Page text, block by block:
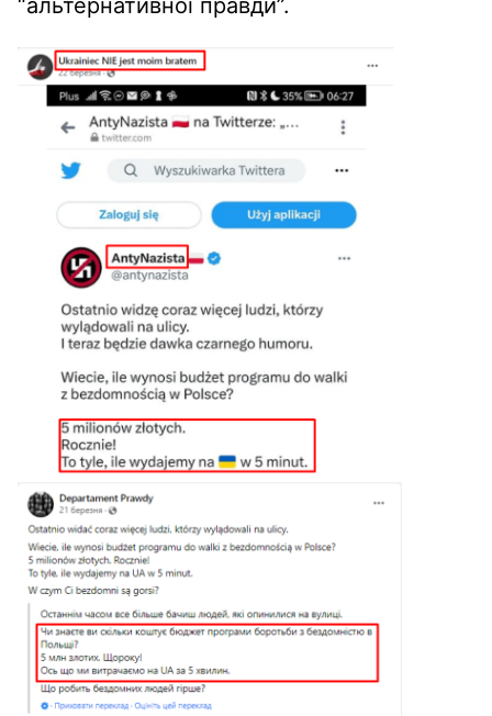
“альтернативної правди”.